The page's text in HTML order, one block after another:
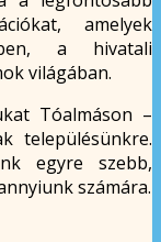
amelyek
a hivatali
világában.
Tóalmáson –
településünkre.
egyre szebb,
számára.